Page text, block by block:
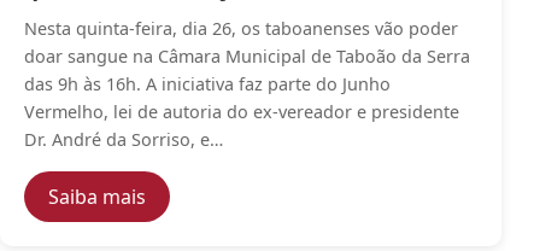
Nesta quinta-feira, dia 26, os taboanenses vão poder
doar sangue na Câmara Municipal de Taboão da Serra
das 9h às 16h. A iniciativa faz parte do Junho
Vermelho, lei de autoria do ex-vereador e presidente
Dr. André da Sorriso, e…
Saiba mais — Câmara de Taboão da Serra realiza